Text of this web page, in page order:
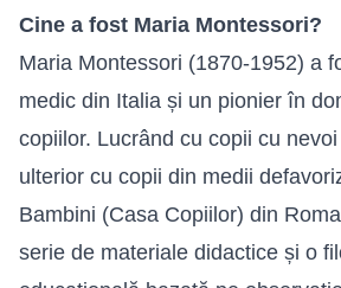
Cine a fost Maria Montessori?
Maria Montessori (1870-1952) a
medic din Italia și un pionier în
copiilor. Lucrând cu copii cu
ulterior cu copii din medii
Bambini (Casa Copiilor) din
serie de materiale didactice și o